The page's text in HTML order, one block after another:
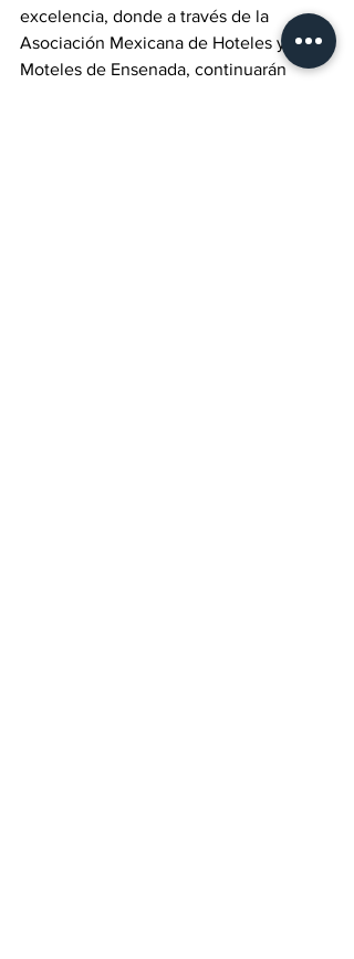
excelencia, donde a través de la
Asociación Mexicana de Hoteles y
Moteles de Ensenada, continuarán